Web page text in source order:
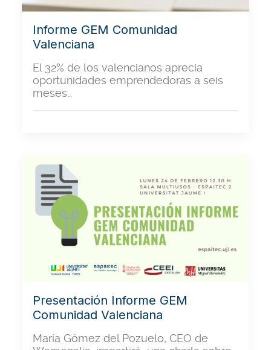
Informe GEM Comunidad
Valenciana
El 32% de los valencianos aprecia
oportunidades emprendedoras a seis
meses…
Presentación Informe GEM
Comunidad Valenciana
María Gómez del Pozuelo, CEO de